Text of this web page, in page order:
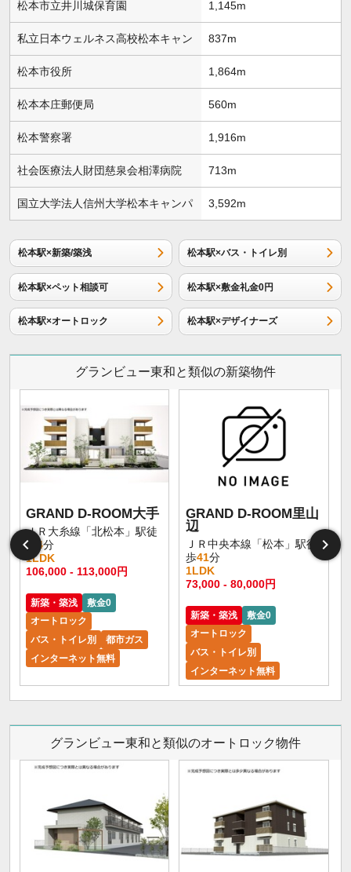
松本市立井川城保育園 1,145m
私立日本ウェルネス高校松本キャン 837m
松本市役所 1,864m
松本本庄郵便局 560m
松本警察署 1,916m
社会医療法人財団慈泉会相澤病院 713m
国立大学法人信州大学松本キャンパ 3,592m
松本駅×新築/築浅 松本駅×バス・トイレ別
松本駅×ペット相談可 松本駅×敷金礼金0円
松本駅×オートロック 松本駅×デザイナーズ
グランビュー東和と類似の新築物件
GRAND D-ROOM大手
ＪＲ大糸線「北松本」駅徒
歩
4分
1LDK
106,000 - 113,000円
新築・築浅
敷金0
オートロック
バス・トイレ別
都市ガス
インターネット無料
GRAND D-ROOM里山
辺
ＪＲ中央本線「松本」駅徒
歩41分
1LDK
73,000 - 80,000円
新築・築浅
敷金0
オートロック
バス・トイレ別
インターネット無料
グランビュー東和と類似のオートロック物件